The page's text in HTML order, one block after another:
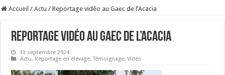
La collecte de lait de chèvre confirme son rebond
Accueil / Actu / Reportage vidéo au Gaec de l’Acacia
Reportage vidéo au Gaec de l’Acacia
13 septembre 2024
Actu, Reportage en élevage,Témoignage,Vidéo